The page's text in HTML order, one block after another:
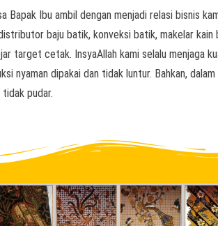
Bapak Ibu ambil dengan menjadi relasi bisnis
baju batik, konveksi batik, makelar kain
target cetak. InsyaAllah kami selalu menjaga
nyaman dipakai dan tidak luntur. Bahkan, dalam
pudar.